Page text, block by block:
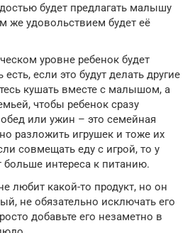
будет предлагать малышу
же удовольствием будет её
уровне ребенок будет
есть, если это будут делать другие
кушать вместе с малышом, а
чтобы ребенок сразу
или ужин – это семейная
разложить игрушек и тоже их
совмещать еду с игрой, то у
больше интереса к питанию.
любит какой-то продукт, но он
не обязательно исключать его
добавьте его незаметно в